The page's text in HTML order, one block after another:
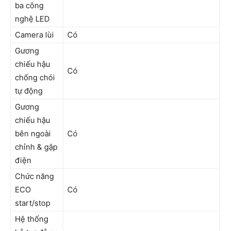
ba công
nghệ LED
Camera lùi
Có
Gương
chiếu hậu
chống chói
tự động
Có
Gương
chiếu hậu
bên ngoài
chỉnh & gập
điện
Có
Chức năng
ECO
start/stop
Có
Hệ thống